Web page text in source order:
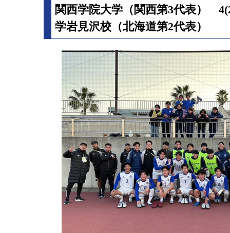
関西学院大学（関西第3代表）
学岩見沢校（北海道第2代表）